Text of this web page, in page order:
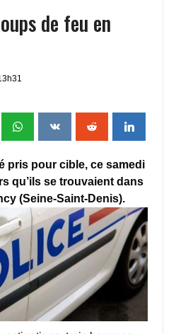
de feu en
pris pour cible, ce samedi
qu’ils se trouvaient dans
(Seine-Saint-Denis).